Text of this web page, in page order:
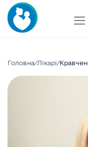
Skip
to
content
Головна/Лікарі/